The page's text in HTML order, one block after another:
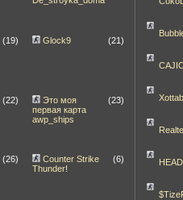
(19) Glock9 (21)
(22)
Это моя
первая карта
awp_ships
(23)
(26)
Counter Strike
Thunder!
(6)